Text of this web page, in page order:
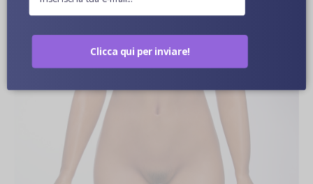
Colore Della Pelle Opzionale
Clicca qui per inviare!